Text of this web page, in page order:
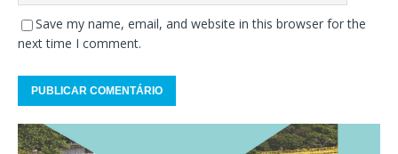
Save my name, email, and website in this browser for the
next time I comment.